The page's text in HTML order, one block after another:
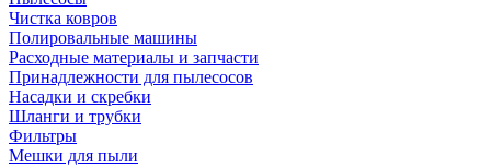
Чистка ковров
Полировальные машины
Расходные материалы и запчасти
Принадлежности для пылесосов
Насадки и скребки
Шланги и трубки
Фильтры
Мешки для пыли